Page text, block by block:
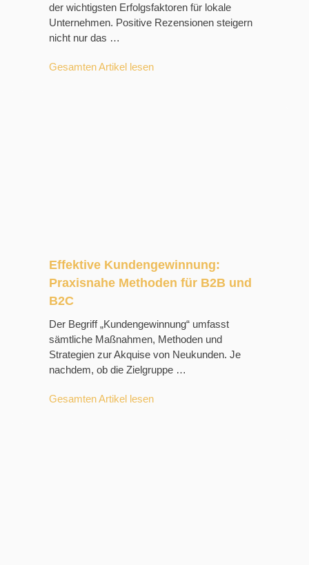
der wichtigsten Erfolgsfaktoren für lokale
Unternehmen. Positive Rezensionen steigern
nicht nur das …
Gesamten Artikel lesen
Effektive Kundengewinnung:
Praxisnahe Methoden für B2B und
B2C
Der Begriff „Kundengewinnung“ umfasst
sämtliche Maßnahmen, Methoden und
Strategien zur Akquise von Neukunden. Je
nachdem, ob die Zielgruppe …
Gesamten Artikel lesen